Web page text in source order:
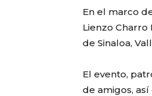
En el marco
Lienzo Charro
de Sinaloa,
El evento,
de amigos,